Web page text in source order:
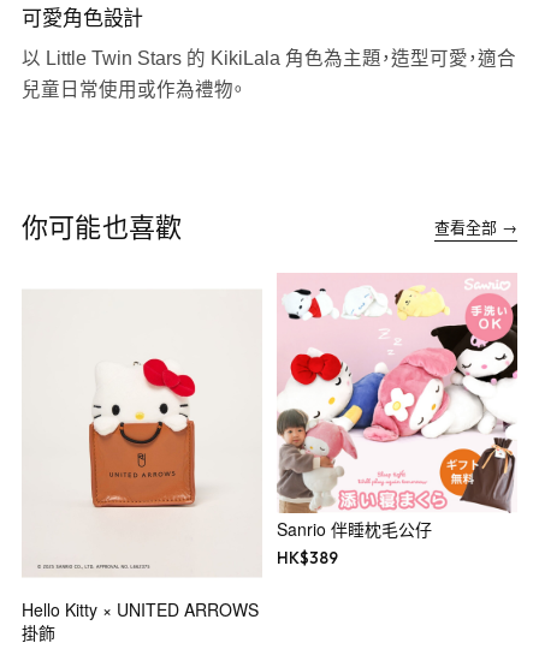
可愛角色設計
以 Little Twin Stars 的 KikiLala 角色為主題，造型可愛，適合
兒童日常使用或作為禮物。
你可能也喜歡 查看全部 →
Hello Kitty × UNITED ARROWS
掛飾
Sanrio 伴睡枕毛公仔
HK$389